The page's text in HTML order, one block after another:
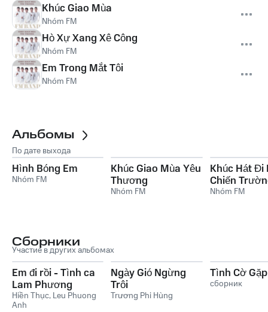
Khúc Giao Mùa
Nhóm FM
Hò Xự Xang Xê Công
Nhóm FM
Em Trong Mắt Tôi
Nhóm FM
Альбомы
По дате выхода
Hình Bóng Em
Nhóm FM
Khúc Giao Mùa Yêu
Thương
Nhóm FM
Khúc Hát Đi
Chiến
Nhóm FM
Сборники
Участие в других альбомах
Em đi rồi - Tình ca
Lam Phương
Hiền Thục, Leu Phuong
Anh
Ngày Gió Ngừng
Trôi
Trương Phi Hùng
Tình Cờ
сборник